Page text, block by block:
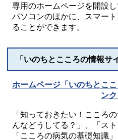
専用のホームページを開設し
パソコンのほかに、スマー
ることができます。
「いのちとこころの情報サ
ホームページ「いのちとこ
ンク
「知っておきたい！こころ
んなどうしてる？」、「ス
「こころの病気の基礎知識